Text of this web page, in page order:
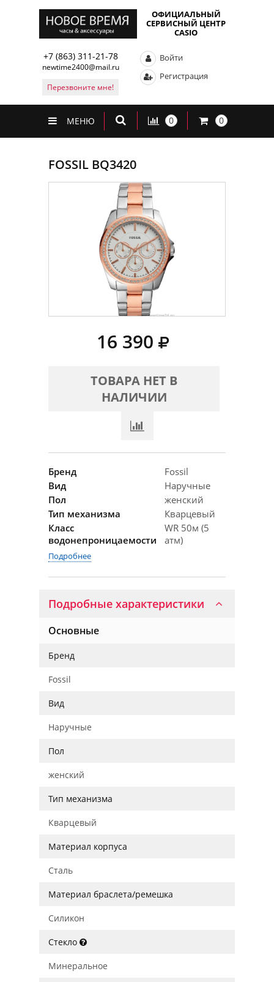
ОФИЦИАЛЬНЫЙ
СЕРВИСНЫЙ ЦЕНТР
CASIO
+7 (863) 311-21-78
newtime2400@mail.ru
Перезвоните мне!
Войти
Регистрация
МЕНЮ 0 0
FOSSIL BQ3420
16 390
ТОВАРА НЕТ В
НАЛИЧИИ
Бренд
Fossil
Вид
Наручные
Пол
женский
Тип механизма
Кварцевый
Класс
водонепроницаемости
WR 50м (5
атм)
Подробнее
Подробные характеристики
Основные
Бренд
Fossil
Вид
Наручные
Пол
женский
Тип механизма
Кварцевый
Материал корпуса
Сталь
Материал браслета/ремешка
Силикон
Стекло
Минеральное